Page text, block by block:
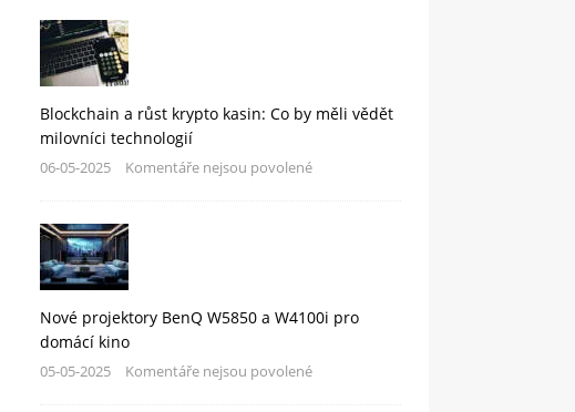
Blockchain a růst krypto kasin: Co by měli vědět
milovníci technologií
06-05-2025 Komentáře nejsou povolené
Nové projektory BenQ W5850 a W4100i pro
domácí kino
05-05-2025 Komentáře nejsou povolené